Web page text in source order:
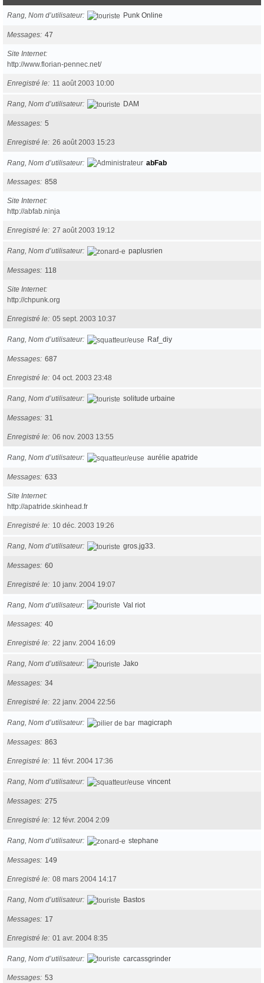
Rang, Nom d’utilisateur Punk Online
Messages 47
Site Internet
http://www.florian-pennec.net/
Enregistré le 11 août 2003 10:00
Rang, Nom d’utilisateur DAM
Messages 5
Enregistré le 26 août 2003 15:23
Rang, Nom d’utilisateur abFab
Messages 858
Site Internet
http://abfab.ninja
Enregistré le 27 août 2003 19:12
Rang, Nom d’utilisateur paplusrien
Messages 118
Site Internet
http://chpunk.org
Enregistré le 05 sept. 2003 10:37
Rang, Nom d’utilisateur Raf_diy
Messages 687
Enregistré le 04 oct. 2003 23:48
Rang, Nom d’utilisateur solitude urbaine
Messages 31
Enregistré le 06 nov. 2003 13:55
Rang, Nom d’utilisateur aurélie apatride
Messages 633
Site Internet
http://apatride.skinhead.fr
Enregistré le 10 déc. 2003 19:26
Rang, Nom d’utilisateur gros.jg33.
Messages 60
Enregistré le 10 janv. 2004 19:07
Rang, Nom d’utilisateur Val riot
Messages 40
Enregistré le 22 janv. 2004 16:09
Rang, Nom d’utilisateur Jako
Messages 34
Enregistré le 22 janv. 2004 22:56
Rang, Nom d’utilisateur magicraph
Messages 863
Enregistré le 11 févr. 2004 17:36
Rang, Nom d’utilisateur vincent
Messages 275
Enregistré le 12 févr. 2004 2:09
Rang, Nom d’utilisateur stephane
Messages 149
Enregistré le 08 mars 2004 14:17
Rang, Nom d’utilisateur Bastos
Messages 17
Enregistré le 01 avr. 2004 8:35
Rang, Nom d’utilisateur carcassgrinder
Messages 53